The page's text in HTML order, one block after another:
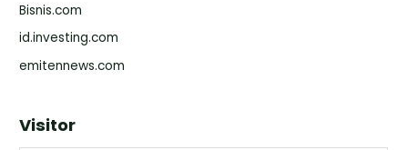
Bisnis.com
id.investing.com
emitennews.com
Visitor